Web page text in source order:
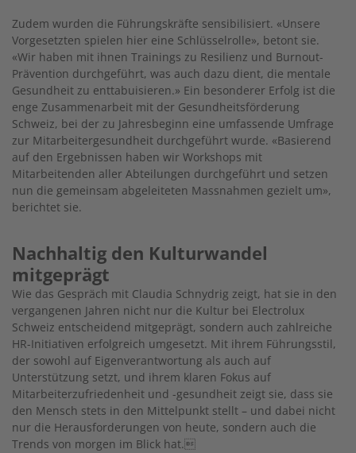
Zudem wurden die Führungskräfte sensibilisiert. «Unsere
Vorgesetzten spielen hier eine Schlüsselrolle», betont sie.
«Wir haben mit ihnen Trainings zu Resilienz und Burnout-
Prävention durchgeführt, was auch dazu dient, die mentale
Gesundheit zu enttabuisieren.» Ein besonderer Erfolg ist die
enge Zusammenarbeit mit der Gesundheitsförderung
Schweiz, bei der zu Jahresbeginn eine umfassende Umfrage
zur Mitarbeitergesundheit durchgeführt wurde. «Basierend
auf den Ergebnissen haben wir Workshops mit
Mitarbeitenden aller Abteilungen durchgeführt und setzen
nun die gemeinsam abgeleiteten Massnahmen gezielt um»,
berichtet sie.
Nachhaltig den Kulturwandel
mitgeprägt
Wie das Gespräch mit Claudia Schnydrig zeigt, hat sie in den
vergangenen Jahren nicht nur die Kultur bei Electrolux
Schweiz entscheidend mitgeprägt, sondern auch zahlreiche
HR-Initiativen erfolgreich umgesetzt. Mit ihrem Führungsstil,
der sowohl auf Eigenverantwortung als auch auf
Unterstützung setzt, und ihrem klaren Fokus auf
Mitarbeiterzufriedenheit und -gesundheit zeigt sie, dass sie
den Mensch stets in den Mittelpunkt stellt – und dabei nicht
nur die Herausforderungen von heute, sondern auch die
Trends von morgen im Blick hat.